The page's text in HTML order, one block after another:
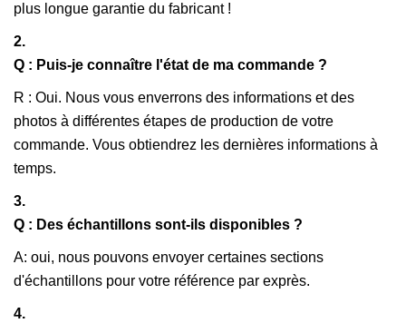
plus longue garantie du fabricant !
2.
Q : Puis-je connaître l'état de ma commande ?
R : Oui. Nous vous enverrons des informations et des
photos à différentes étapes de production de votre
commande. Vous obtiendrez les dernières informations à
temps.
3.
Q : Des échantillons sont-ils disponibles ?
A: oui, nous pouvons envoyer certaines sections
d'échantillons pour votre référence par exprès.
4.